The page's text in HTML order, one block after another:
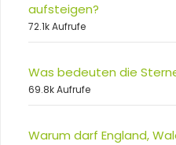
aufsteigen?
72.1k Aufrufe
Was bedeuten die
69.8k Aufrufe
Warum darf England,